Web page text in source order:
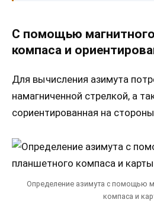
С помощью
компаса и
Для вычисления азимута
намагниченной стрелкой, а
сориентированная на
Определение азимута с помощью
компаса и